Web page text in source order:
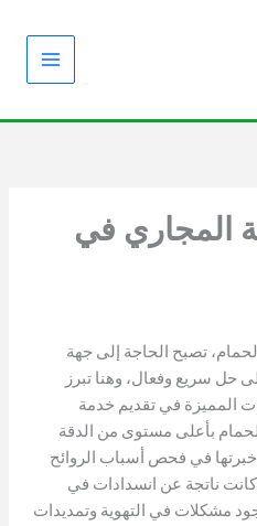
المجاري في
تصبح الحاجة إلى جهة
سريع وفعال، وهنا تبرز
المميزة في تقديم خدمة
بأعلى مستوى من الدقة
خبرتها في فحص أسباب الروائح
ناتجة عن انسدادات في
مشكلات في التهوية وتمديدات